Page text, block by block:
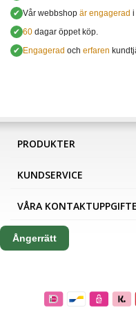
✔ Vår webbshop är engagerad i
✔ 60 dagar öppet köp.
✔ Engagerad och erfaren
PRODUKTER
KUNDSERVICE
VÅRA
Ångerrätt